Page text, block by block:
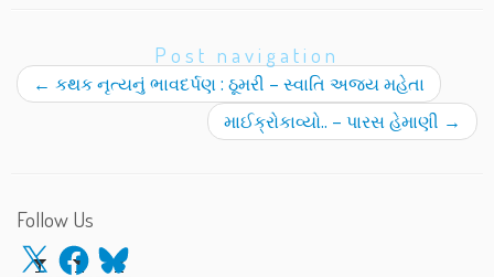
Post navigation
← કથક નૃત્યનું ભાવદર્પણ : ઠૂમરી – સ્વાતિ અજય મહેતા
માઈક્રોકાવ્યો.. – પારસ હેમાણી →
Follow Us
X Facebook
Bluesky